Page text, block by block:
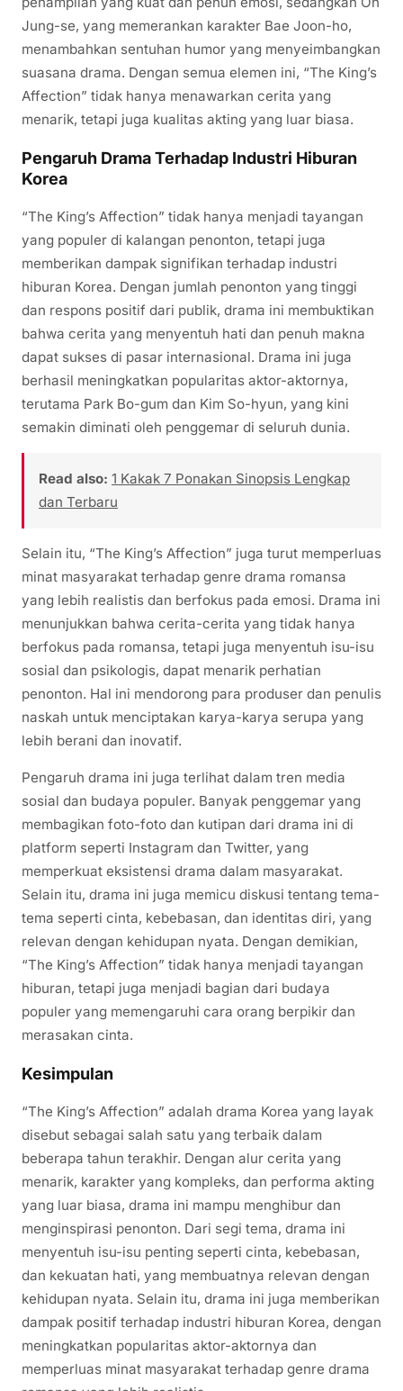
Jung-se, yang memerankan karakter Bae Joon-ho,
menambahkan sentuhan humor yang menyeimbangkan
suasana drama. Dengan semua elemen ini, “The King’s
Affection” tidak hanya menawarkan cerita yang
menarik, tetapi juga kualitas akting yang luar biasa.
Pengaruh Drama Terhadap Industri Hiburan
Korea
“The King’s Affection” tidak hanya menjadi tayangan
yang populer di kalangan penonton, tetapi juga
memberikan dampak signifikan terhadap industri
hiburan Korea. Dengan jumlah penonton yang tinggi
dan respons positif dari publik, drama ini membuktikan
bahwa cerita yang menyentuh hati dan penuh makna
dapat sukses di pasar internasional. Drama ini juga
berhasil meningkatkan popularitas aktor-aktornya,
terutama Park Bo-gum dan Kim So-hyun, yang kini
semakin diminati oleh penggemar di seluruh dunia.
Read also: 1 Kakak 7 Ponakan Sinopsis Lengkap
dan Terbaru
Selain itu, “The King’s Affection” juga turut memperluas
minat masyarakat terhadap genre drama romansa
yang lebih realistis dan berfokus pada emosi. Drama ini
menunjukkan bahwa cerita-cerita yang tidak hanya
berfokus pada romansa, tetapi juga menyentuh isu-isu
sosial dan psikologis, dapat menarik perhatian
penonton. Hal ini mendorong para produser dan penulis
naskah untuk menciptakan karya-karya serupa yang
lebih berani dan inovatif.
Pengaruh drama ini juga terlihat dalam tren media
sosial dan budaya populer. Banyak penggemar yang
membagikan foto-foto dan kutipan dari drama ini di
platform seperti Instagram dan Twitter, yang
memperkuat eksistensi drama dalam masyarakat.
Selain itu, drama ini juga memicu diskusi tentang tema-
tema seperti cinta, kebebasan, dan identitas diri, yang
relevan dengan kehidupan nyata. Dengan demikian,
“The King’s Affection” tidak hanya menjadi tayangan
hiburan, tetapi juga menjadi bagian dari budaya
populer yang memengaruhi cara orang berpikir dan
merasakan cinta.
Kesimpulan
“The King’s Affection” adalah drama Korea yang layak
disebut sebagai salah satu yang terbaik dalam
beberapa tahun terakhir. Dengan alur cerita yang
menarik, karakter yang kompleks, dan performa akting
yang luar biasa, drama ini mampu menghibur dan
menginspirasi penonton. Dari segi tema, drama ini
menyentuh isu-isu penting seperti cinta, kebebasan,
dan kekuatan hati, yang membuatnya relevan dengan
kehidupan nyata. Selain itu, drama ini juga memberikan
dampak positif terhadap industri hiburan Korea, dengan
meningkatkan popularitas aktor-aktornya dan
memperluas minat masyarakat terhadap genre drama